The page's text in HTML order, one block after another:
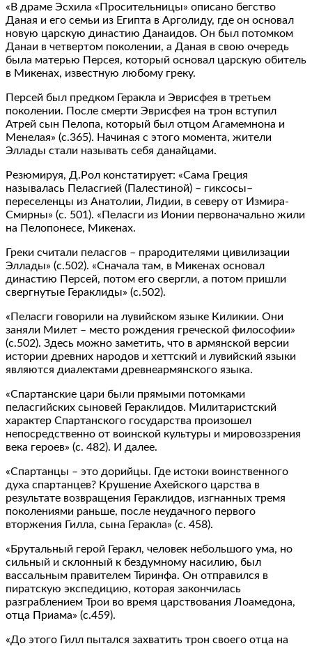
«В драме Эсхила «Просительницы» описано бегство
Даная и его семьи из Египта в Арголиду, где он основал
новую царскую династию Данаидов. Он был потомком
Данаи в четвертом поколении, а Даная в свою очередь
была матерью Персея, который основал царскую обитель
в Микенах, известную любому греку.
Персей был предком Геракла и Эврисфея в третьем
поколении. После смерти Эврисфея на трон вступил
Атрей сын Пелопа, который был отцом Агамемнона и
Менелая» (с.365). Начиная с этого момента, жители
Эллады стали называть себя данайцами.
Резюмируя, Д.Рол констатирует: «Сама Греция
называлась Пеласгией (Палестиной) – гиксосы–
переселенцы из Анатолии, Лидии, в северу от Измира-
Смирны» (с. 501). «Пеласги из Ионии первоначально жили
на Пелопонесе, Микенах.
Греки считали пеласгов – прародителями цивилизации
Эллады» (с.502). «Сначала там, в Микенах основал
династию Персей, потом его свергли, а потом пришли
свергнутые Гераклиды» (с.502).
«Пеласги говорили на лувийском языке Киликии. Они
заняли Милет – место рождения греческой философии»
(с.502). Здесь можно заметить, что в армянской версии
истории древних народов и хеттский и лувийский языки
являются диалектами древнеармянского языка.
«Спартанские цари были прямыми потомками
пеласгийских сыновей Гераклидов. Милитаристский
характер Спартанского государства произошел
непосредственно от воинской культуры и мировоззрения
века героев» (с. 482). И далее.
«Спартанцы – это дорийцы. Где истоки воинственного
духа спартанцев? Крушение Ахейского царства в
результате возвращения Гераклидов, изгнанных тремя
поколениями раньше, после неудачного первого
вторжения Гилла, сына Геракла» (с. 458).
«Брутальный герой Геракл, человек небольшого ума, но
сильный и склонный к бездумному насилию, был
вассальным правителем Тиринфа. Он отправился в
пиратскую экспедицию, которая закончилась
разграблением Трои во время царствования Лоамедона,
отца Приама» (с.459).
«До этого Гилл пытался захватить трон своего отца на